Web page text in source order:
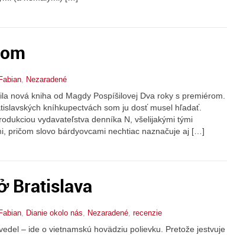
Nezaradené
nová kniha od Magdy Pospíšilovej Dva roky s premiérom.
kníhkupectvách som ju dosť musel hľadať.
vydavateľstva denníka N, všelijakými tými
pričom slovo bárdyovcami nechtiac naznačuje aj […]
Bratislava
Dianie okolo nás Nezaradené recenzie
– ide o vietnamskú hovädziu polievku. Pretože jestvuje